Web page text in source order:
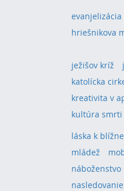
hriešnikova
ježišov kríž
katolícka
kreativita v
kultúra smrti
láska k
mládež
náboženstvo